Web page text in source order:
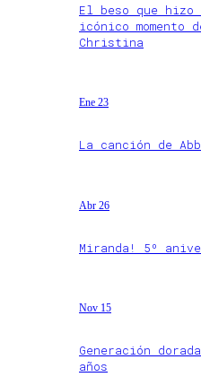
El beso que
icónico momento
Christina
Ene 23
La canción de
Abr 26
Miranda! 5º
Nov 15
Generación
años